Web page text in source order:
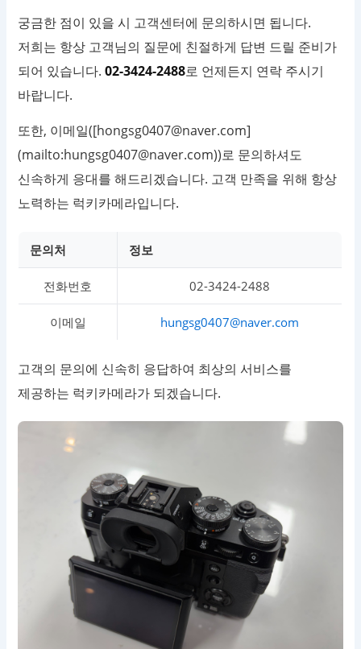
궁금한 점이 있을 시 고객센터에 문의하시면 됩니다.
저희는 항상 고객님의 질문에 친절하게 답변 드릴 준비가
되어 있습니다.02-3424-2488로 언제든지 연락 주시기
바랍니다.
또한, 이메일([hongsg0407@naver.com]
(mailto:hungsg0407@naver.com))로 문의하셔도
신속하게 응대를 해드리겠습니다. 고객 만족을 위해 항상
노력하는 럭키카메라입니다.
문의처 정보
전화번호 02-3424-2488
이메일 hungsg0407@naver.com
고객의 문의에 신속히 응답하여 최상의 서비스를
제공하는 럭키카메라가 되겠습니다.